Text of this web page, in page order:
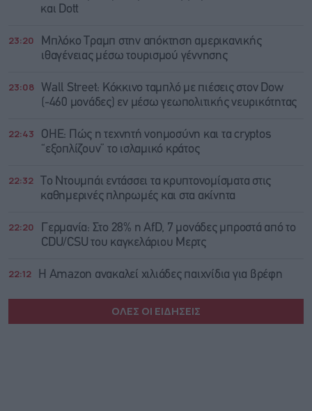
και Dott
23:20
Μπλόκο Τραμπ στην απόκτηση αμερικανικής
ιθαγένειας μέσω τουρισμού γέννησης
23:08
Wall Street: Κόκκινο ταμπλό με πιέσεις στον Dow
(-460 μονάδες) εν μέσω γεωπολιτικής νευρικότητας
22:43
ΟΗΕ: Πώς η τεχνητή νοημοσύνη και τα cryptos
“εξοπλίζουν” το ισλαμικό κράτος
22:32
Το Ντουμπάι εντάσσει τα κρυπτονομίσματα στις
καθημερινές πληρωμές και στα ακίνητα
22:20
Γερμανία: Στο 28% η AfD, 7 μονάδες μπροστά από το
CDU/CSU του καγκελάριου Μερτς
22:12 Η Amazon ανακαλεί χιλιάδες παιχνίδια για βρέφη
ΟΛΕΣ ΟΙ ΕΙΔΗΣΕΙΣ